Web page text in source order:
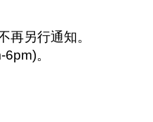
再另行通知。
。